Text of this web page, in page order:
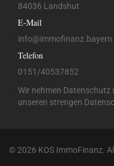
84036 Landshut
E-Mail
info@immofinanz.bayern
Telefon
0151/40537852
Wir nehmen Datenschutz
unseren strengen
© 2026 KOS ImmoFinanz.